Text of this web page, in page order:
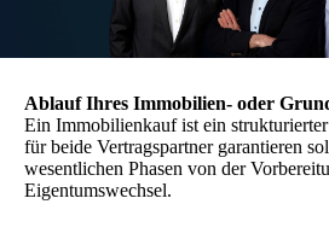
Ablauf Ihres Immobilien- oder
Ein Immobilienkauf ist ein
für beide Vertragspartner garantieren
wesentlichen Phasen von der
Eigentumswechsel.